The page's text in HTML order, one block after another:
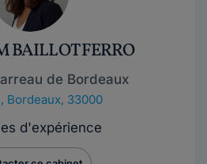
BAILLOT FERRO
de Bordeaux
, Bordeaux, 33000
d'expérience